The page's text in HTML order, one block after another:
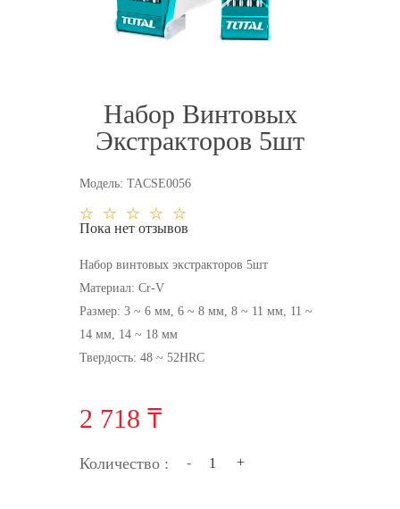
Набор Винтовых
Экстракторов 5шт
Модель: TACSE0056
Пока нет отзывов
Набор винтовых экстракторов 5шт
Материал: Cr-V
Размер: 3 ~ 6 мм, 6 ~ 8 мм, 8 ~ 11 мм, 11 ~
14 мм, 14 ~ 18 мм
Твердость: 48 ~ 52HRC
2 718 ₸
Количество : - +